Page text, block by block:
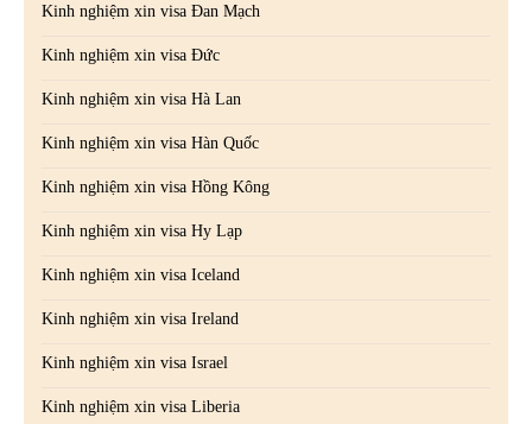
Kinh nghiệm xin visa Đan Mạch
Kinh nghiệm xin visa Đức
Kinh nghiệm xin visa Hà Lan
Kinh nghiệm xin visa Hàn Quốc
Kinh nghiệm xin visa Hồng Kông
Kinh nghiệm xin visa Hy Lạp
Kinh nghiệm xin visa Iceland
Kinh nghiệm xin visa Ireland
Kinh nghiệm xin visa Israel
Kinh nghiệm xin visa Liberia